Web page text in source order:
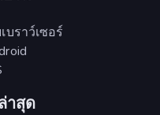
บราว์เซอร์
าสุด